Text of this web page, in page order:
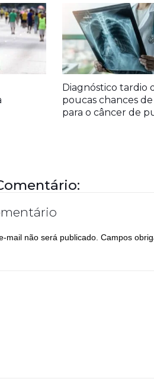
Diagnóstico tardio
poucas chances
para o câncer de
mail não será publicado. Campos